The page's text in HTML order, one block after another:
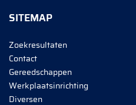
SITEMAP
Zoekresultaten
Contact
Gereedschappen
Werkplaatsinrichting
Diversen